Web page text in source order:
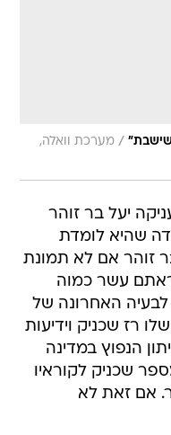
שישבת" / מערכת וואלה,
יעל בר זוהר
שהיא לומדת
זוהר אם לא תמונת
עשר כמוה
לבעיה האחרונה של
רז שכניק וידיעות
הנפוץ במדינה
שכניק לקוראיו
אם זאת לא